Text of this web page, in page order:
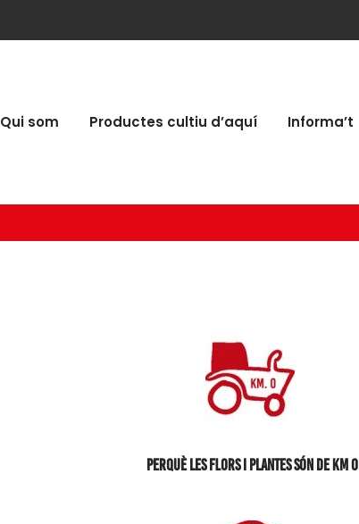
Qui som Productes cultiu d’aquí Informa’t
Perquè les flors i plantes són de Km 0